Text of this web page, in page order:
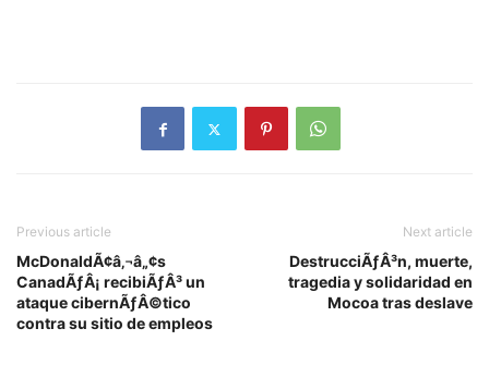
Previous article
McDonaldÃ¢â‚¬â„¢s
CanadÃƒÂ¡ recibiÃƒÂ³ un
ataque cibernÃƒÂ©tico
contra su sitio de empleos
Next article
DestrucciÃƒÂ³n, muerte,
tragedia y solidaridad en
Mocoa tras deslave